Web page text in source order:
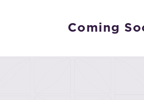
Coming